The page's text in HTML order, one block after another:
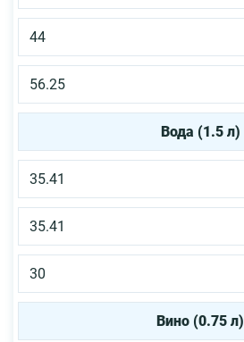
44
56.25
Вода (1.5 л)
35.41
35.41
30
Вино (0.75 л)